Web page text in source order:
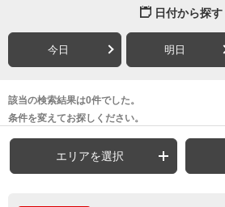
日付から探す
今日 明日
該当の検索結果は0件でした。
条件を変えてお探しください。
エリアを選択